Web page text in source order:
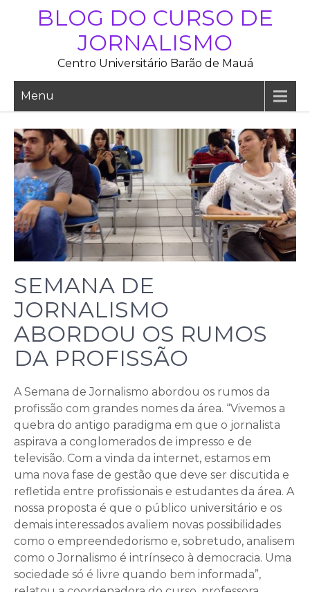
BLOG DO CURSO DE
JORNALISMO
Centro Universitário Barão de Mauá
Menu
SEMANA DE
JORNALISMO
ABORDOU OS RUMOS
DA PROFISSÃO
A Semana de Jornalismo abordou os rumos da
profissão com grandes nomes da área. “Vivemos a
quebra do antigo paradigma em que o jornalista
aspirava a conglomerados de impresso e de
televisão. Com a vinda da internet, estamos em
uma nova fase de gestão que deve ser discutida e
refletida entre profissionais e estudantes da área. A
nossa proposta é que o público universitário e os
demais interessados avaliem novas possibilidades
como o empreendedorismo e, sobretudo, analisem
como o Jornalismo é intrínseco à democracia. Uma
sociedade só é livre quando bem informada”,